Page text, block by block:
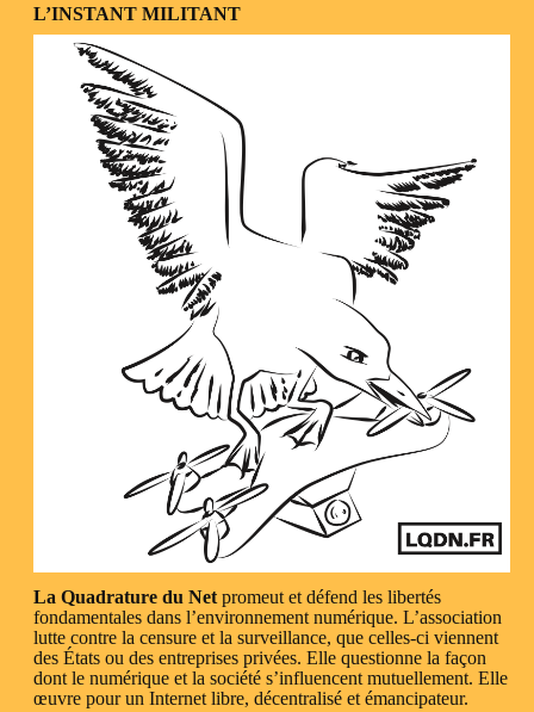
L’INSTANT MILITANT
La Quadrature du Net promeut et défend les libertés
fondamentales dans l’environnement numérique. L’association
lutte contre la censure et la surveillance, que celles-ci viennent
des États ou des entreprises privées. Elle questionne la façon
dont le numérique et la société s’influencent mutuellement. Elle
œuvre pour un Internet libre, décentralisé et émancipateur.